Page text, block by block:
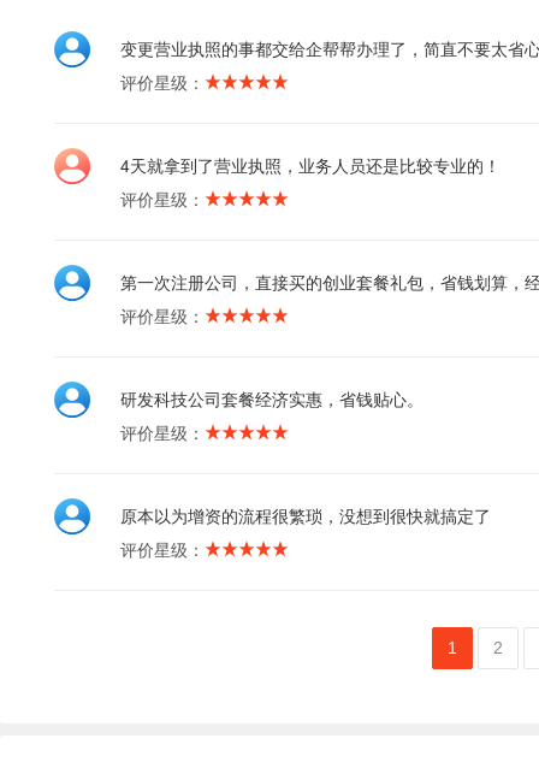
变更营业执照的事都交给企帮帮办理了，简直不要太省
评价星级：
4天就拿到了营业执照，业务人员还是比较专业的！
评价星级：
第一次注册公司，直接买的创业套餐礼包，省钱划算，
评价星级：
研发科技公司套餐经济实惠，省钱贴心。
评价星级：
原本以为增资的流程很繁琐，没想到很快就搞定了
评价星级：
1 2